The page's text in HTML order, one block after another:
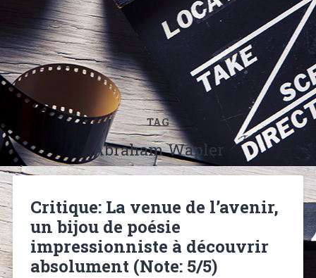
TAG
Abraham Wapler
Critique: La venue de l’avenir,
un bijou de poésie
impressionniste à découvrir
absolument (Note: 5/5)